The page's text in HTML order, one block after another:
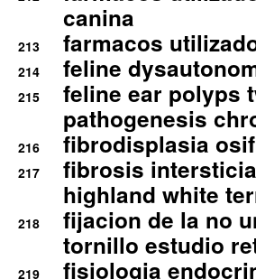
canina
213 farmacos
214 feline
215
feline ear polyps
pathogenesis
216 fibrodisplasia
217
fibrosis
highland white
218
fijacion de la no
tornillo estudio
219 fisiologia